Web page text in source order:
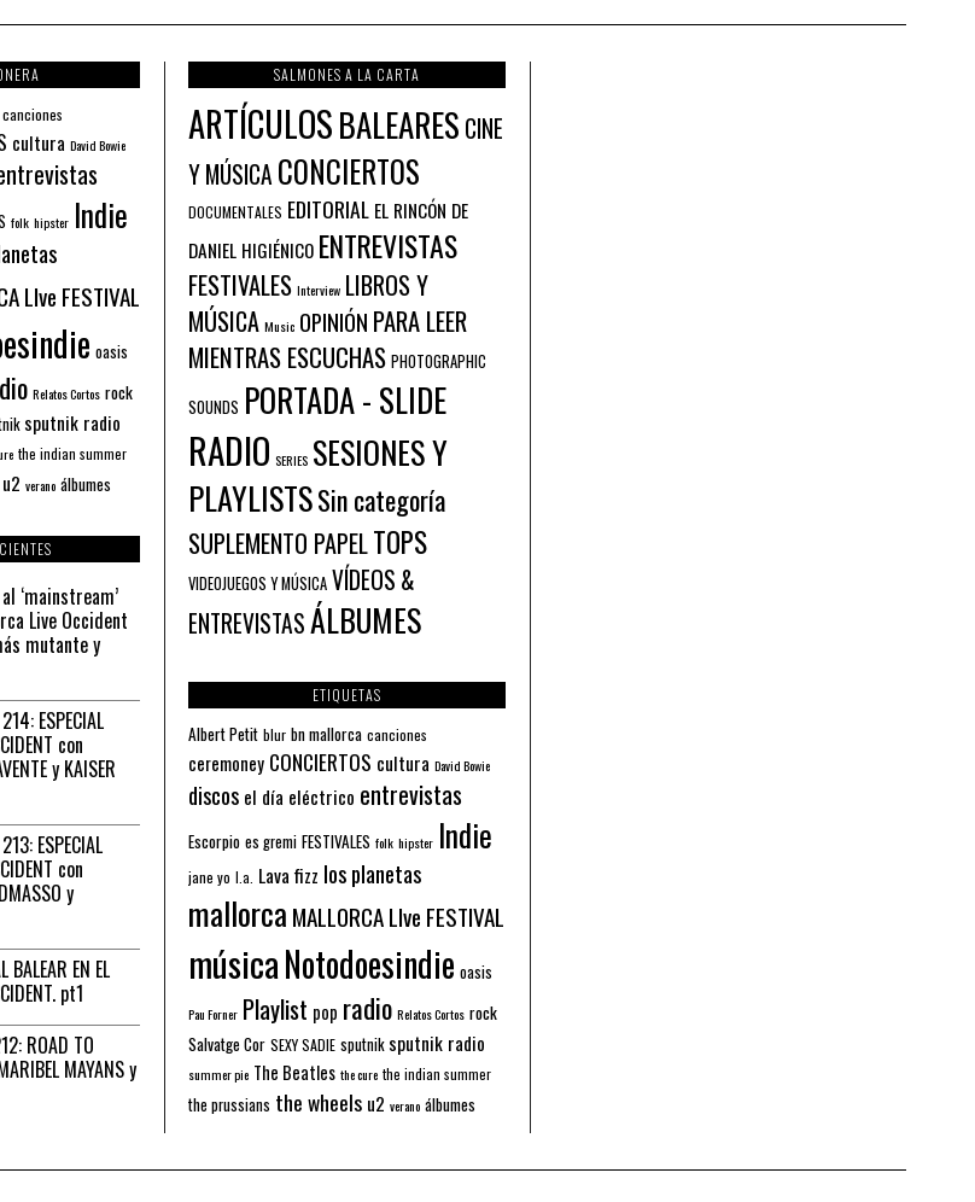
canciones
cultura David Bowie
folk hipster Indie
LIve FESTIVAL
oasis
Relatos Cortos rock
sputnik radio
the indian summer
u2 verano álbumes
‘mainstream’
Live Occident
mutante y
ESPECIAL
con
y KAISER
ESPECIAL
con
y
BALEAR EN EL
pt1
ROAD TO
MAYANS y
SALMONES A LA CARTA
ARTÍCULOSBALEARES CINE
Y MÚSICA CONCIERTOS
DOCUMENTALES EDITORIAL EL RINCÓN DE
DANIEL HIGIÉNICO ENTREVISTAS
FESTIVALES Interview LIBROS Y
MÚSICA Music OPINIÓN PARA LEER
MIENTRAS ESCUCHAS PHOTOGRAPHIC
SOUNDS PORTADA - SLIDE
RADIO SERIES SESIONES Y
PLAYLISTSSin categoría
SUPLEMENTO PAPELTOPS
VIDEOJUEGOS Y MÚSICA VÍDEOS &
ENTREVISTASÁLBUMES
ETIQUETAS
Albert Petit blur bn mallorca canciones
ceremoney CONCIERTOS cultura David Bowie
discos el día eléctrico entrevistas
Escorpio es gremi FESTIVALES folk hipster Indie
jane yo l.a. Lava fizz los planetas
mallorca MALLORCA LIve FESTIVAL
músicaNotodoesindie oasis
Pau Forner Playlist pop radio Relatos Cortos rock
Salvatge Cor SEXY SADIE sputnik sputnik radio
summer pie The Beatles the cure the indian summer
the prussians the wheels u2 verano álbumes